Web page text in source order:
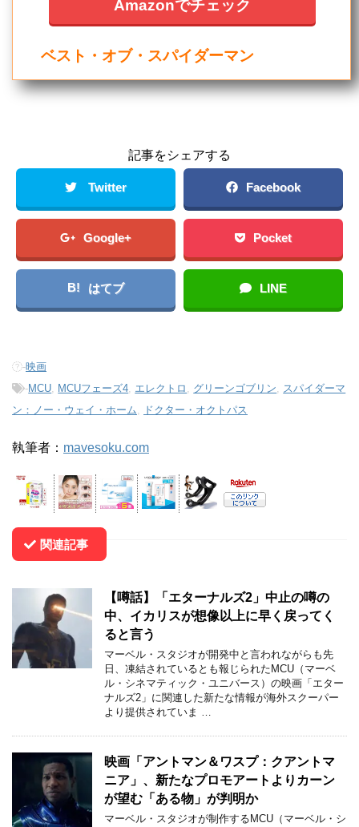
Amazonでチェック
ベスト・オブ・スパイダーマン
記事をシェアする
Twitter Facebook
Google+ Pocket
B! はてブ LINE
-映画
-MCU MCUフェーズ4 エレクトロ グリーンゴブリン スパイダーマ
ン：ノー・ウェイ・ホーム ドクター・オクトパス
執筆者： mavesoku.com
関連記事
【噂話】「エターナルズ2」中止の噂の
中、イカリスが想像以上に早く戻ってく
ると言う
マーベル・スタジオが開発中と言われながらも先
日、凍結されているとも報じられたMCU（マーベ
ル・シネマティック・ユニバース）の映画「エター
ナルズ2」に関連した新たな情報が海外スクーパー
より提供されていま …
映画「アントマン＆ワスプ：クアントマ
ニア」、新たなプロモアートよりカーン
が望む「ある物」が判明か
マーベル・スタジオが制作するMCU（マーベル・シ